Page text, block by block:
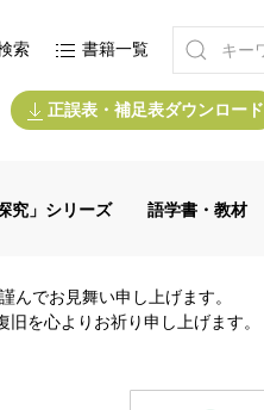
索 書籍一覧
正誤表・補足表ダウンロード
究」シリーズ 語学書・教材
んでお見舞い申し上げます。
を心よりお祈り申し上げます。